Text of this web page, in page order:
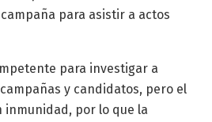
para asistir a actos
para investigar a
y candidatos, pero el
por lo que la